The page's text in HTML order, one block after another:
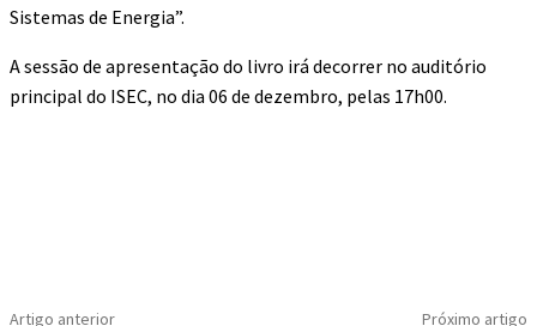
Sistemas de Energia”.
A sessão de apresentação do livro irá decorrer no auditório
principal do ISEC, no dia 06 de dezembro, pelas 17h00.
Artigo anterior Próximo artigo